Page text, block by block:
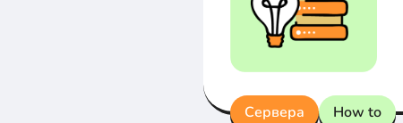
Сервера How to